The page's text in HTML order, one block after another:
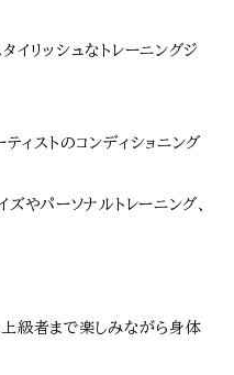
イリッシュなトレーニングジ
ィストのコンディショニング
やパーソナルトレーニング、
級者まで楽しみながら身体